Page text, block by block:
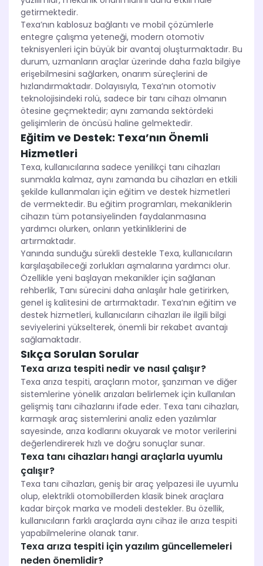
getirmektedir.
Texa’nın kablosuz bağlantı ve mobil çözümlerle
entegre çalışma yeteneği, modern otomotiv
teknisyenleri için büyük bir avantaj oluşturmaktadır. Bu
durum, uzmanların araçlar üzerinde daha fazla bilgiye
erişebilmesini sağlarken, onarım süreçlerini de
hızlandırmaktadır. Dolayısıyla, Texa’nın otomotiv
teknolojisindeki rolü, sadece bir tanı cihazı olmanın
ötesine geçmektedir; aynı zamanda sektördeki
gelişimlerin de öncüsü haline gelmektedir.
Eğitim ve Destek: Texa’nın Önemli
Hizmetleri
Texa, kullanıcılarına sadece yenilikçi tanı cihazları
sunmakla kalmaz, aynı zamanda bu cihazları en etkili
şekilde kullanmaları için eğitim ve destek hizmetleri
de vermektedir. Bu eğitim programları, mekaniklerin
cihazın tüm potansiyelinden faydalanmasına
yardımcı olurken, onların yetkinliklerini de
artırmaktadır.
Yanında sunduğu sürekli destekle Texa, kullanıcıların
karşılaşabileceği zorlukları aşmalarına yardımcı olur.
Özellikle yeni başlayan mekanikler için sağlanan
rehberlik, Tanı sürecini daha anlaşılır hale getirirken,
genel iş kalitesini de artırmaktadır. Texa’nın eğitim ve
destek hizmetleri, kullanıcıların cihazları ile ilgili bilgi
seviyelerini yükselterek, önemli bir rekabet avantajı
sağlamaktadır.
Sıkça Sorulan Sorular
Texa arıza tespiti nedir ve nasıl çalışır?
Texa arıza tespiti, araçların motor, şanzıman ve diğer
sistemlerine yönelik arızaları belirlemek için kullanılan
gelişmiş tanı cihazlarını ifade eder. Texa tanı cihazları,
karmaşık araç sistemlerini analiz eden yazılımlar
sayesinde, arıza kodlarını okuyarak ve motor verilerini
değerlendirerek hızlı ve doğru sonuçlar sunar.
Texa tanı cihazları hangi araçlarla uyumlu
çalışır?
Texa tanı cihazları, geniş bir araç yelpazesi ile uyumlu
olup, elektrikli otomobillerden klasik binek araçlara
kadar birçok marka ve modeli destekler. Bu özellik,
kullanıcıların farklı araçlarda aynı cihaz ile arıza tespiti
yapabilmelerine olanak tanır.
Texa arıza tespiti için yazılım güncellemeleri
neden önemlidir?